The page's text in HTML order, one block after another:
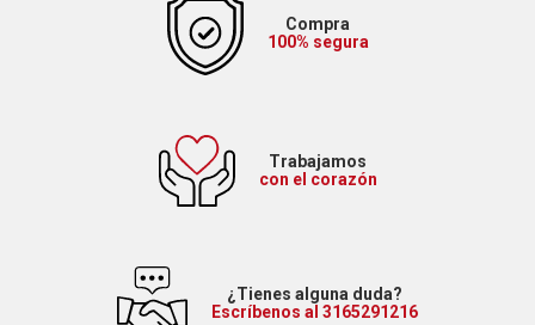
Compra
100% segura
Trabajamos
con el corazón
¿Tienes alguna duda?
Escríbenos al 3165291216